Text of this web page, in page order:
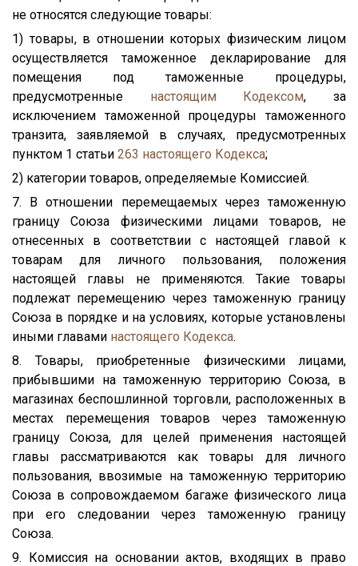
не относятся следующие товары:
1) товары, в отношении которых физическим лицом
осуществляется таможенное декларирование для
помещения под таможенные процедуры,
предусмотренные настоящим Кодексом, за
исключением таможенной процедуры таможенного
транзита, заявляемой в случаях, предусмотренных
пунктом 1 статьи 263 настоящего Кодекса;
2) категории товаров, определяемые Комиссией.
7. В отношении перемещаемых через таможенную
границу Союза физическими лицами товаров, не
отнесенных в соответствии с настоящей главой к
товарам для личного пользования, положения
настоящей главы не применяются. Такие товары
подлежат перемещению через таможенную границу
Союза в порядке и на условиях, которые установлены
иными главами настоящего Кодекса.
8. Товары, приобретенные физическими лицами,
прибывшими на таможенную территорию Союза, в
магазинах беспошлинной торговли, расположенных в
местах перемещения товаров через таможенную
границу Союза, для целей применения настоящей
главы рассматриваются как товары для личного
пользования, ввозимые на таможенную территорию
Союза в сопровождаемом багаже физического лица
при его следовании через таможенную границу
Союза.
9. Комиссия на основании актов, входящих в право